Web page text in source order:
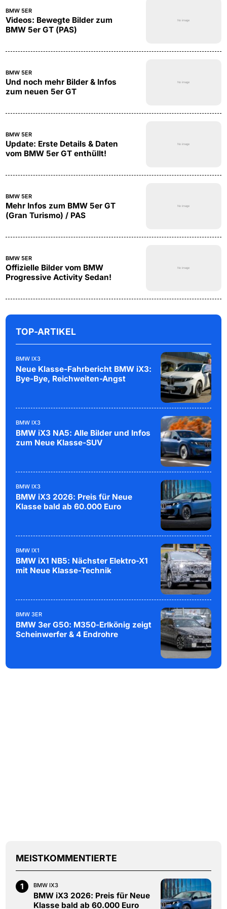
BMW 5ER
Videos: Bewegte Bilder zum
BMW 5er GT (PAS)
BMW 5ER
Und noch mehr Bilder & Infos
zum neuen 5er GT
BMW 5ER
Update: Erste Details & Daten
vom BMW 5er GT enthüllt!
BMW 5ER
Mehr Infos zum BMW 5er GT
(Gran Turismo) / PAS
BMW 5ER
Offizielle Bilder vom BMW
Progressive Activity Sedan!
TOP-ARTIKEL
BMW IX3
Neue Klasse-Fahrbericht BMW iX3:
Bye-Bye, Reichweiten-Angst
BMW IX3
BMW iX3 NA5: Alle Bilder und Infos
zum Neue Klasse-SUV
BMW IX3
BMW iX3 2026: Preis für Neue
Klasse bald ab 60.000 Euro
BMW IX1
BMW iX1 NB5: Nächster Elektro-X1
mit Neue Klasse-Technik
BMW 3ER
BMW 3er G50: M350-Erlkönig zeigt
Scheinwerfer & 4 Endrohre
MEISTKOMMENTIERTE
1 BMW IX3
BMW iX3 2026: Preis für Neue
Klasse bald ab 60.000 Euro